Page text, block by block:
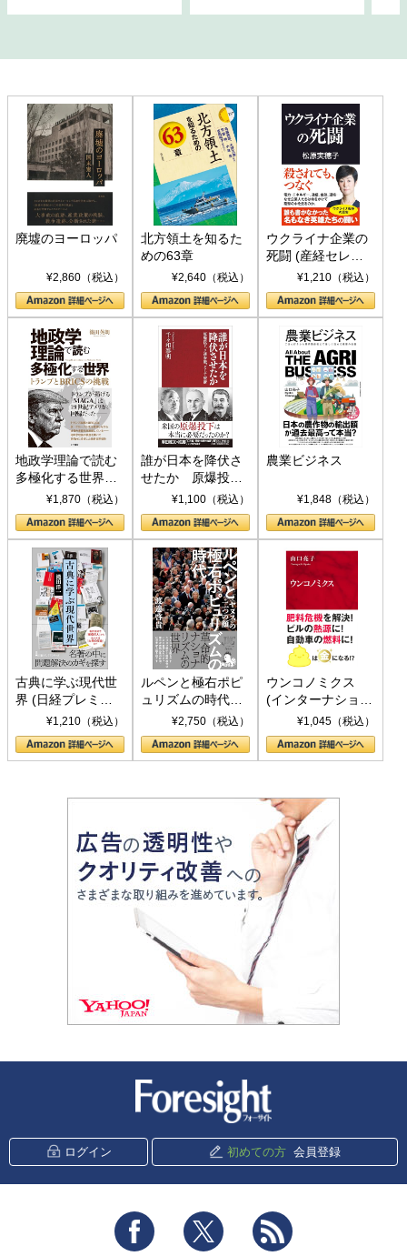
廃墟のヨーロッパ
¥2,860（税込）
北方領土を知るた
めの63章
¥2,640（税込）
ウクライナ企業の
死闘 (産経セレク
ト S 039)¥1,210（税込）
地政学理論で読む
多極化する世界：
トランプとBRICS
の挑戦
¥1,870（税込）
誰が日本を降伏さ
せたか 原爆投
下、ソ連参戦、そ
して聖断 (PHP新
書)
¥1,100（税込）
農業ビジネス
¥1,848（税込）
古典に学ぶ現代世
界 (日経プレミア
シリーズ)¥1,210（税込）
ルペンと極右ポピ
ュリズムの時代：
〈ヤヌス〉の二つ
の顔
¥2,750（税込）
ウンコノミクス
(インターナショナ
ル新書)¥1,045（税込）
ログイン 初めての方 会員登録
Facebook Twitter